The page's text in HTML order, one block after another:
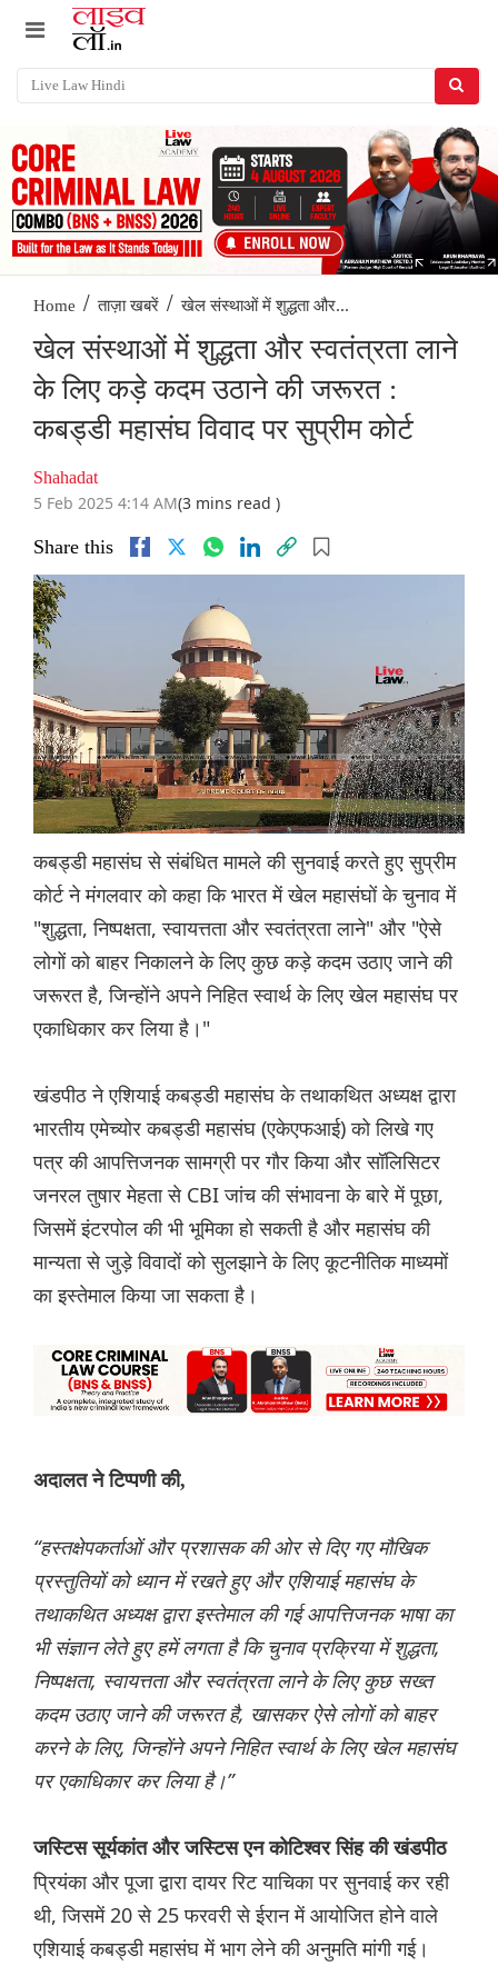
Home / ताज़ा खबरें / खेल संस्थाओं में शुद्धता और...
खेल संस्थाओं में शुद्धता और स्वतंत्रता लाने
के लिए कड़े कदम उठाने की जरूरत :
कबड्डी महासंघ विवाद पर सुप्रीम कोर्ट
Shahadat
5 Feb 2025 4:14 AM(3 mins read )
Share this
कबड्डी महासंघ से संबंधित मामले की सुनवाई करते हुए सुप्रीम
कोर्ट ने मंगलवार को कहा कि भारत में खेल महासंघों के चुनाव में
"शुद्धता, निष्पक्षता, स्वायत्तता और स्वतंत्रता लाने" और "ऐसे
लोगों को बाहर निकालने के लिए कुछ कड़े कदम उठाए जाने की
जरूरत है, जिन्होंने अपने निहित स्वार्थ के लिए खेल महासंघ पर
एकाधिकार कर लिया है।"
खंडपीठ ने एशियाई कबड्डी महासंघ के तथाकथित अध्यक्ष द्वारा
भारतीय एमेच्योर कबड्डी महासंघ (एकेएफआई) को लिखे गए
पत्र की आपत्तिजनक सामग्री पर गौर किया और सॉलिसिटर
जनरल तुषार मेहता से CBI जांच की संभावना के बारे में पूछा,
जिसमें इंटरपोल की भी भूमिका हो सकती है और महासंघ की
मान्यता से जुड़े विवादों को सुलझाने के लिए कूटनीतिक माध्यमों
का इस्तेमाल किया जा सकता है।
अदालत ने टिप्पणी की,
“हस्तक्षेपकर्ताओं और प्रशासक की ओर से दिए गए मौखिक
प्रस्तुतियों को ध्यान में रखते हुए और एशियाई महासंघ के
तथाकथित अध्यक्ष द्वारा इस्तेमाल की गई आपत्तिजनक भाषा का
भी संज्ञान लेते हुए हमें लगता है कि चुनाव प्रक्रिया में शुद्धता,
निष्पक्षता, स्वायत्तता और स्वतंत्रता लाने के लिए कुछ सख्त
कदम उठाए जाने की जरूरत है, खासकर ऐसे लोगों को बाहर
करने के लिए, जिन्होंने अपने निहित स्वार्थ के लिए खेल महासंघ
पर एकाधिकार कर लिया है।”
जस्टिस सूर्यकांत और जस्टिस एन कोटिश्वर सिंह की खंडपीठ
प्रियंका और पूजा द्वारा दायर रिट याचिका पर सुनवाई कर रही
थी, जिसमें 20 से 25 फरवरी से ईरान में आयोजित होने वाले
एशियाई कबड्डी महासंघ में भाग लेने की अनुमति मांगी गई।